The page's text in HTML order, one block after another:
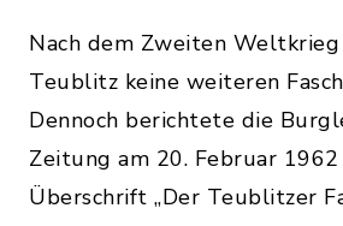
Nach dem Zweiten Weltkrieg
Teublitz keine weiteren
Dennoch berichtete die
Zeitung am 20. Februar
Überschrift „Der Teublitzer